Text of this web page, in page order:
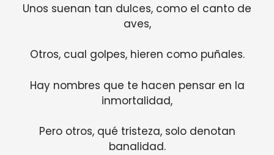
Unos suenan tan dulces, como el canto de
aves,
Otros, cual golpes, hieren como puñales.
Hay nombres que te hacen pensar en la
inmortalidad,
Pero otros, qué tristeza, solo denotan
banalidad.